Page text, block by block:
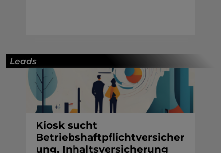
Leads
Kiosk sucht
Betriebshaftpflichtversicher
ung, Inhaltsversicherung